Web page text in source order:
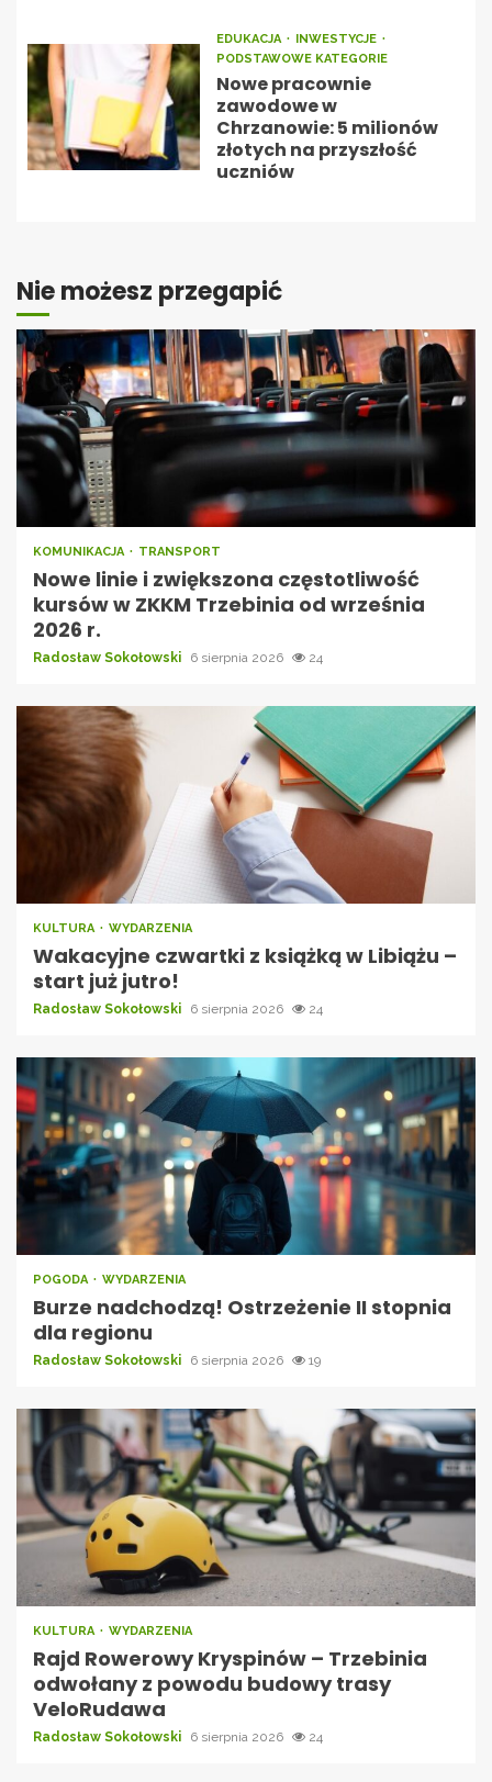
EDUKACJA
INWESTYCJE
PODSTAWOWE KATEGORIE
Nowe pracownie
zawodowe w
Chrzanowie: 5 milionów
złotych na przyszłość
uczniów
Nie możesz przegapić
KOMUNIKACJA TRANSPORT
Nowe linie i zwiększona częstotliwość
kursów w ZKKM Trzebinia od września
2026 r.
Radosław Sokołowski 6 sierpnia 2026 24
KULTURA WYDARZENIA
Wakacyjne czwartki z książką w Libiążu –
start już jutro!
Radosław Sokołowski 6 sierpnia 2026 24
POGODA WYDARZENIA
Burze nadchodzą! Ostrzeżenie II stopnia
dla regionu
Radosław Sokołowski 6 sierpnia 2026 19
KULTURA WYDARZENIA
Rajd Rowerowy Kryspinów – Trzebinia
odwołany z powodu budowy trasy
VeloRudawa
Radosław Sokołowski 6 sierpnia 2026 24